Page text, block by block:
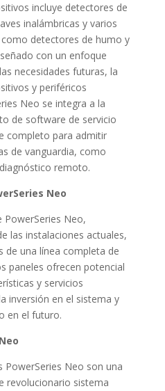
incluye detectores de
inalámbricas y varios
detectores de humo y
con un enfoque
necesidades futuras, la
y periféricos
Neo se integra a la
de software de servicio
completo para admitir
de vanguardia, como
remoto.
Neo
PowerSeries Neo,
las instalaciones actuales,
una línea completa de
paneles ofrecen potencial
y servicios
inversión en el sistema y
en el futuro.
PowerSeries Neo son una
revolucionario sistema